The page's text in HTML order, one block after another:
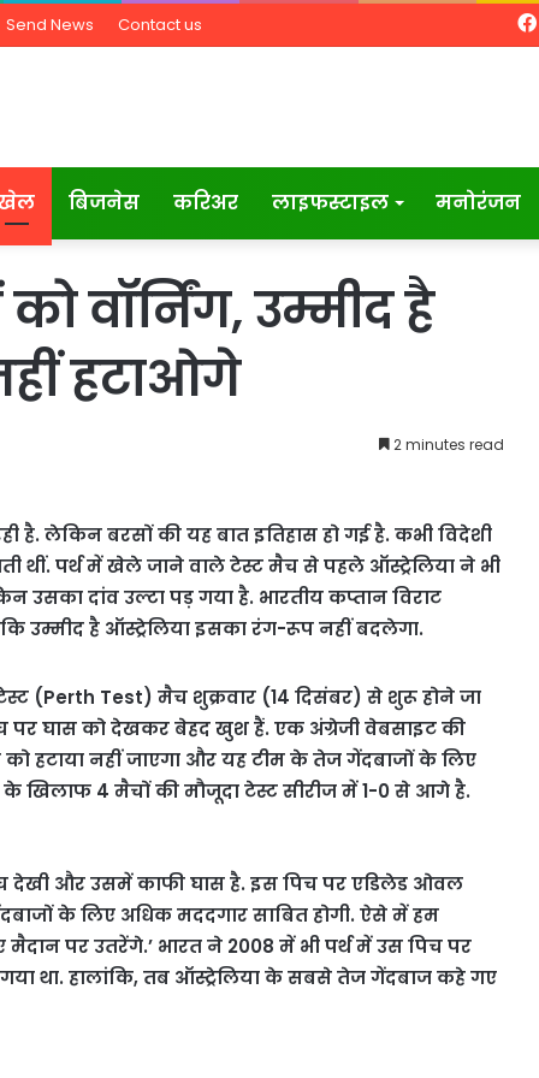
Send News Contact us
बिजनेस करिअर लाइफस्टाइल मनोरंजन
वॉर्निंग, उम्मीद है
हटाओगे
2 minutes read
है. लेकिन बरसों की यह बात इतिहास हो गई है. कभी विदेशी
थीं. पर्थ में खेले जाने वाले टेस्ट मैच से पहले ऑस्ट्रेलिया ने भी
उसका दांव उल्टा पड़ गया है. भारतीय कप्तान विराट
उम्मीद है ऑस्ट्रेलिया इसका रंग-रूप नहीं बदलेगा.
(Perth Test) मैच शुक्रवार (14 दिसंबर) से शुरू होने जा
पर घास को देखकर बेहद खुश हैं. एक अंग्रेजी वेबसाइट की
हटाया नहीं जाएगा और यह टीम के तेज गेंदबाजों के लिए
के खिलाफ 4 मैचों की मौजूदा टेस्ट सीरीज में 1-0 से आगे है.
देखी और उसमें काफी घास है. इस पिच पर एडिलेड ओवल
के लिए अधिक मददगार साबित होगी. ऐसे में हम
पर उतरेंगे.’ भारत ने 2008 में भी पर्थ में उस पिच पर
था. हालांकि, तब ऑस्ट्रेलिया के सबसे तेज गेंदबाज कहे गए